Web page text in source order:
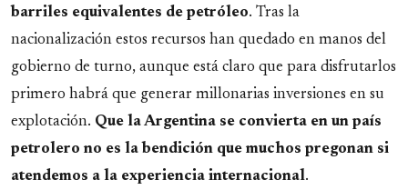
barriles equivalentes de petróleo. Tras la
nacionalización estos recursos han quedado en manos del
gobierno de turno, aunque está claro que para disfrutarlos
primero habrá que generar millonarias inversiones en su
explotación. Que la Argentina se convierta en un país
petrolero no es la bendición que muchos pregonan si
atendemos a la experiencia internacional.